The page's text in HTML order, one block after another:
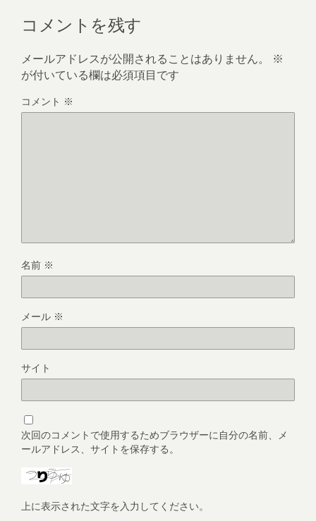
コメントを残す
メールアドレスが公開されることはありません。
※
が付いている欄は必須項目です
コメント ※
名前 ※
メール ※
サイト
次回のコメントで使用するためブラウザーに自分の名前、メ
ールアドレス、サイトを保存する。
上に表示された文字を入力してください。